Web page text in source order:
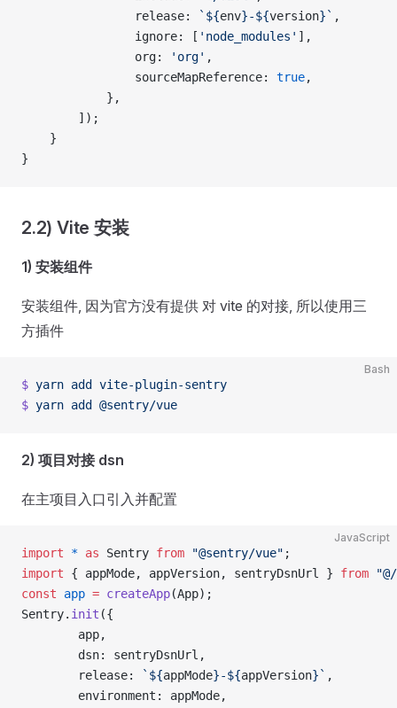
                release:
`${env}-${version}` ,
                ignore: [
'node_modules' ],
                org:
'org' ,
                sourceMapReference:
true,
            },
        ]);
    }
}
2.2) Vite 安装
1) 安装组件
安装组件, 因为官方没有提供 对 vite 的对接, 所以使用三
方插件
Bash
$ yarn add
vite-plugin-sentry
$ yarn add @sentry/vue
2) 项目对接 dsn
在主项目入口引入并配置
JavaScript
import * as Sentry from "@sentry/vue" ;
import { appMode, appVersion, sentryDsnUrl } from
const app = createApp(App);
Sentry. init ({
        app,
        dsn: sentryDsnUrl,
        release:
`${appMode}-${appVersion}` ,
        environment: appMode,